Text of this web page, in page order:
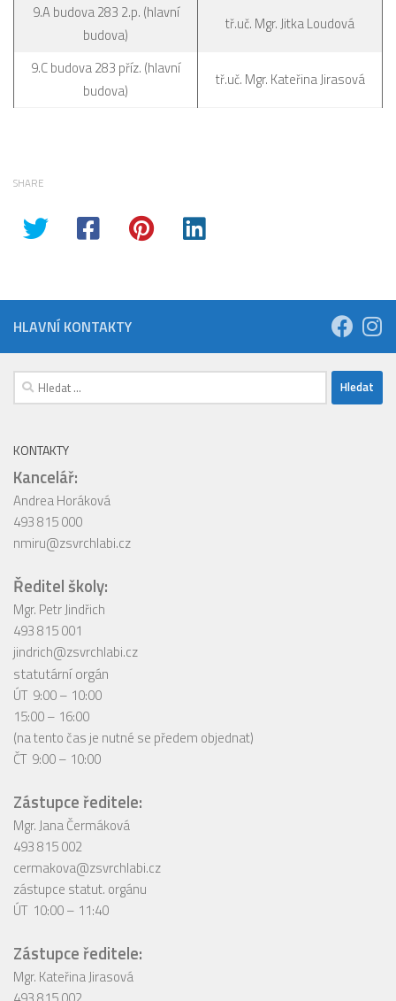
9.A budova 283 2.p. (hlavní
budova)
tř.uč. Mgr. Jitka Loudová
9.C budova 283 příz. (hlavní
budova)
tř.uč. Mgr. Kateřina Jirasová
SHARE
HLAVNÍ KONTAKTY
Vyhledávání
KONTAKTY
Kancelář:
Andrea Horáková
493 815 000
nmiru@zsvrchlabi.cz
Ředitel školy:
Mgr. Petr Jindřich
493 815 001
jindrich@zsvrchlabi.cz
statutární orgán
ÚT 9:00 – 10:00
15:00 – 16:00
(na tento čas je nutné se předem objednat)
ČT 9:00 – 10:00
Zástupce ředitele:
Mgr. Jana Čermáková
493 815 002
cermakova@zsvrchlabi.cz
zástupce statut. orgánu
ÚT 10:00 – 11:40
Zástupce ředitele:
Mgr. Kateřina Jirasová